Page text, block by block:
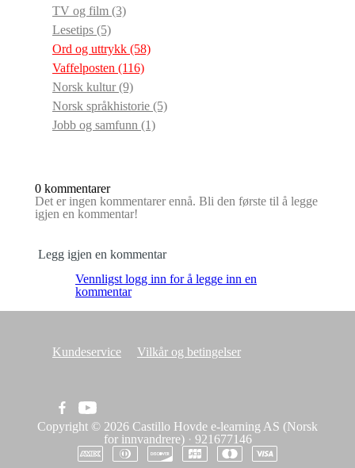
TV og film (3)
Lesetips (5)
Ord og uttrykk (58)
Vaffelposten (116)
Norsk kultur(9)
Norsk språkhistorie (5)
Jobb og samfunn (1)
0 kommentarer
Det er ingen kommentarer ennå. Bli den første til å legge
igjen en kommentar!
Legg igjen en kommentar
Vennligst logg inn for å legge inn en
kommentar
Kundeservice Vilkår og betingelser
Copyright © 2026 Castillo Hovde e-learning AS (Norsk
for innvandrere) · 921677146